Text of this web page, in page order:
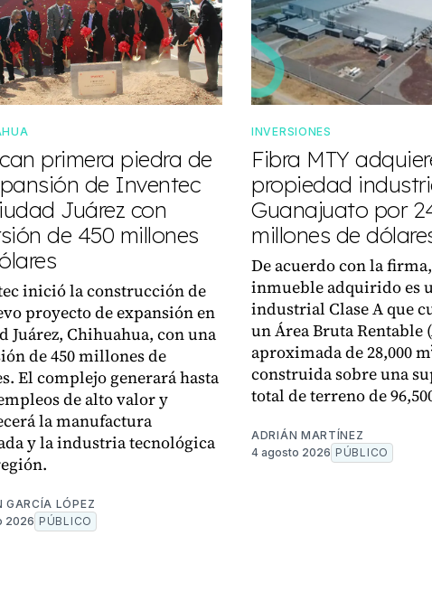
primera piedra de
de Inventec
Juárez con
de 450 millones
inició la construcción de
proyecto de expansión en
Juárez, Chihuahua, con una
de 450 millones de
El complejo generará hasta
de alto valor y
la manufactura
y la industria tecnológica
GARCÍA LÓPEZ
2026 PÚBLICO
INVERSIONES
Fibra MTY
propiedad
Guanajuato por
millones de
De acuerdo con la
inmueble adquirido es
industrial Clase A que
un Área Bruta Rentable
aproximada de 28,000
construida sobre una
total de terreno de
ADRIÁN MARTÍNEZ
4 agosto 2026 PÚBLICO